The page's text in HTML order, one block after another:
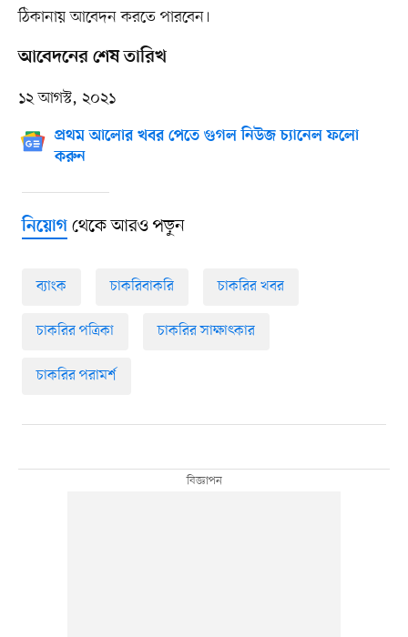
ঠিকানায় আবেদন করতে পারবেন।
আবেদনের শেষ তারিখ
১২ আগস্ট, ২০২১
প্রথম আলোর খবর পেতে গুগল নিউজ চ্যানেল ফলো
করুন
নিয়োগথেকে আরও পড়ুন
ব্যাংক চাকরিবাকরি চাকরির খবর
চাকরির পত্রিকা চাকরির সাক্ষাৎকার
চাকরির পরামর্শ